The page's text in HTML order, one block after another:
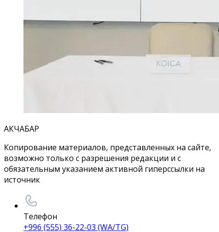
АКЧАБАР
Копирование материалов, представленных на сайте,
возможно только с разрешения редакции и с
обязательным указанием активной гиперссылки на
источник
Телефон
+996 (555) 36-22-03 (WA/TG)